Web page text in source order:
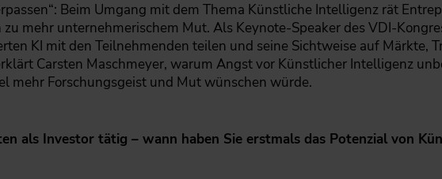
Beim Umgang mit dem Thema Künstliche Intelligenz rät
mehr unternehmerischem Mut. Als Keynote-Speaker des VDI-
KI mit den Teilnehmenden teilen und seine Sichtweise auf Märkte,
Carsten Maschmeyer, warum Angst vor Künstlicher Intelligenz
mehr Forschungsgeist und Mut wünschen würde.
als Investor tätig – wann haben Sie erstmals das Potenzial von